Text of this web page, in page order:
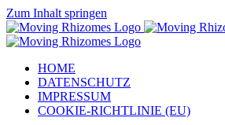
Zum Inhalt springen
HOME
DATENSCHUTZ
IMPRESSUM
COOKIE-RICHTLINIE (EU)